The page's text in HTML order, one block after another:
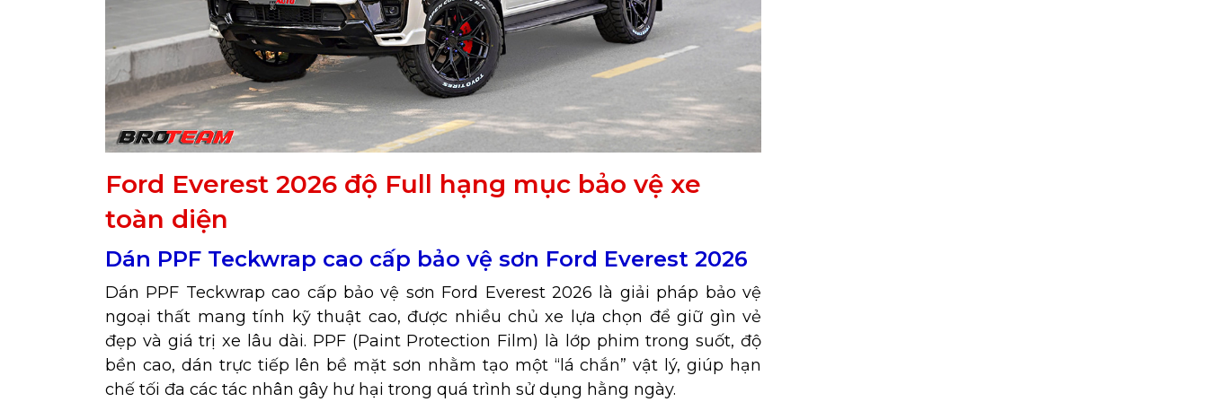
Ford Everest 2026 độ Full hạng mục bảo vệ xe
toàn diện
Dán PPF Teckwrap cao cấp bảo vệ sơn Ford Everest 2026
Dán PPF Teckwrap cao cấp bảo vệ sơn Ford Everest 2026 là giải pháp bảo vệ
ngoại thất mang tính kỹ thuật cao, được nhiều chủ xe lựa chọn để giữ gìn vẻ
đẹp và giá trị xe lâu dài. PPF (Paint Protection Film) là lớp phim trong suốt, độ
bền cao, dán trực tiếp lên bề mặt sơn nhằm tạo một “lá chắn” vật lý, giúp hạn
chế tối đa các tác nhân gây hư hại trong quá trình sử dụng hằng ngày.